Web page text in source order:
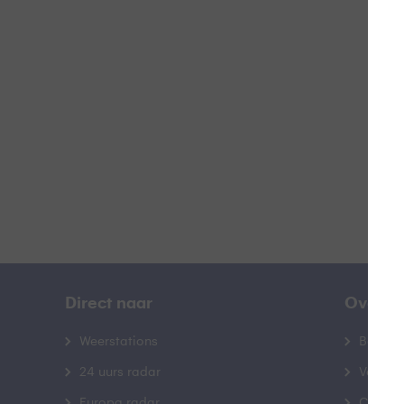
Direct naar
Weerstations
24 uurs radar
Over